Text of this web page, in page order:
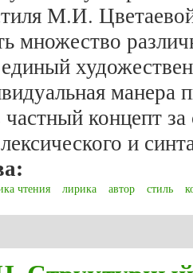
М.И.
множество
манера
частный концепт
и
чтения лирика автор стиль